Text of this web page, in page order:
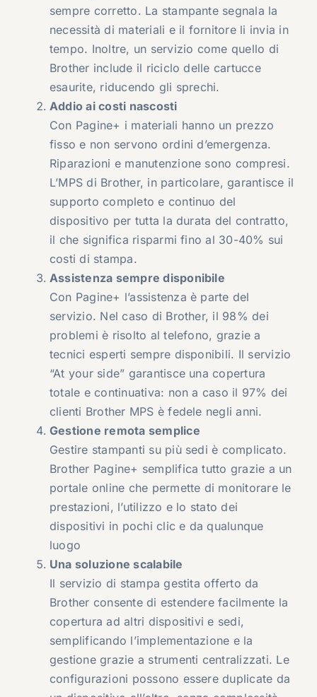
sempre corretto. La stampante segnala la
necessità di materiali e il fornitore li invia in
tempo. Inoltre, un servizio come quello di
Brother include il riciclo delle cartucce
esaurite, riducendo gli sprechi.
Addio ai costi nascosti
Con Pagine+ i materiali hanno un prezzo
fisso e non servono ordini d’emergenza.
Riparazioni e manutenzione sono compresi.
L’MPS di Brother, in particolare, garantisce il
supporto completo e continuo del
dispositivo per tutta la durata del contratto,
il che significa risparmi fino al 30-40% sui
costi di stampa.
Assistenza sempre disponibile
Con Pagine+ l’assistenza è parte del
servizio. Nel caso di Brother, il 98% dei
problemi è risolto al telefono, grazie a
tecnici esperti sempre disponibili. Il servizio
“At your side” garantisce una copertura
totale e continuativa: non a caso il 97% dei
clienti Brother MPS è fedele negli anni.
Gestione remota semplice
Gestire stampanti su più sedi è complicato.
Brother Pagine+ semplifica tutto grazie a un
portale online che permette di monitorare le
prestazioni, l’utilizzo e lo stato dei
dispositivi in pochi clic e da qualunque
luogo
Una soluzione scalabile
Il servizio di stampa gestita offerto da
Brother consente di estendere facilmente la
copertura ad altri dispositivi e sedi,
semplificando l’implementazione e la
gestione grazie a strumenti centralizzati. Le
configurazioni possono essere duplicate da